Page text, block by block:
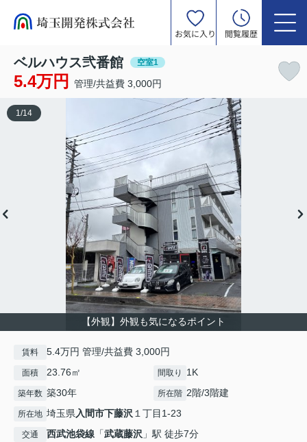
お気に入り 閲覧履歴
ベルハウス弐番館 空室1
5.4万円 管理/共益費 3,000円
【外観】外観も気になるポイント
1 /14
賃料 5.4万円 管理/共益費 3,000円
面積 23.76㎡ 間取り 1K
築年数 築30年 所在階 2階/3階建
所在地 埼玉県 入間市下藤沢 １丁目1-23
交通 西武池袋線 「武蔵藤沢 」駅 徒歩7分